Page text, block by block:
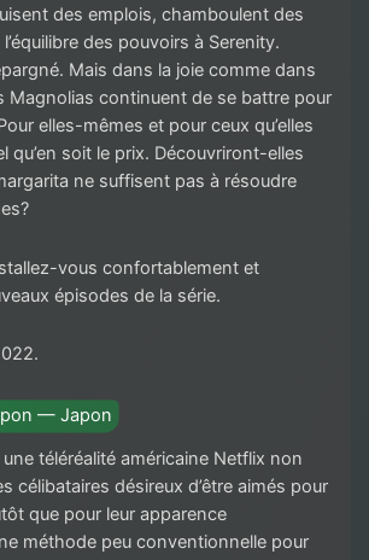
des emplois, chamboulent des
des pouvoirs à Serenity.
Mais dans la joie comme dans
Magnolias continuent de se battre pour
elles-mêmes et pour ceux qu’elles
qu’en soit le prix. Découvriront-elles
ne suffisent pas à résoudre
vous confortablement et
épisodes de la série.
— Japon
téléréalité américaine Netflix non
célibataires désireux d’être aimés pour
que pour leur apparence
méthode peu conventionnelle pour